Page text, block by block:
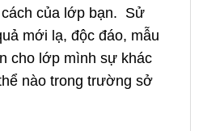
của lớp bạn. Sử
mới lạ, độc đáo, mẫu
cho lớp mình sự khác
nào trong trường sở